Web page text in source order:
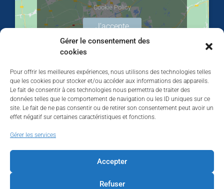
Gérer le consentement des
cookies
Pour offrir les meilleures expériences, nous utilisons des technologies telles
que les cookies pour stocker et/ou accéder aux informations des appareils.
Le fait de consentir à ces technologies nous permettra de traiter des
données telles que le comportement de navigation ou les ID uniques sur ce
site. Le fait de ne pas consentir ou de retirer son consentement peut avoir un
effet négatif sur certaines caractéristiques et fonctions.
Gérer les services
Accepter
Refuser
Cookie Policy
J’accepte